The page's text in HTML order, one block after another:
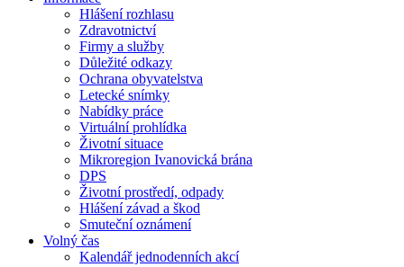
Hlášení rozhlasu
Zdravotnictví
Firmy a služby
Důležité odkazy
Ochrana obyvatelstva
Letecké snímky
Nabídky práce
Virtuální prohlídka
Životní situace
Mikroregion Ivanovická brána
DPS
Životní prostředí, odpady
Hlášení závad a škod
Smuteční oznámení
Volný čas
Kalendář jednodenních akcí